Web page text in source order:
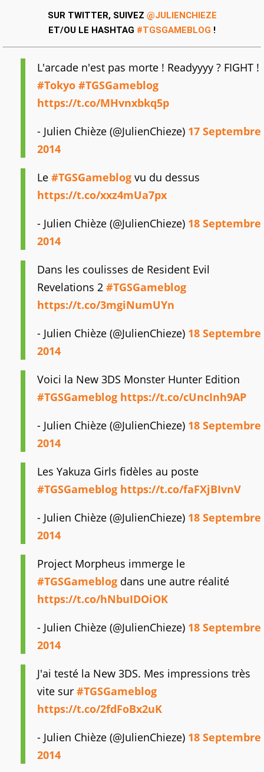
SUR TWITTER, SUIVEZ @JULIENCHIEZE
ET/OU LE HASHTAG #TGSGAMEBLOG !
L'arcade n'est pas morte ! Readyyyy ? FIGHT !
#Tokyo #TGSGameblog
https://t.co/MHvnxbkq5p
- Julien Chièze (@JulienChieze) 17 Septembre
2014
Le #TGSGameblog vu du dessus
https://t.co/xxz4mUa7px
- Julien Chièze (@JulienChieze) 18 Septembre
2014
Dans les coulisses de Resident Evil
Revelations 2 #TGSGameblog
https://t.co/3mgiNumUYn
- Julien Chièze (@JulienChieze) 18 Septembre
2014
Voici la New 3DS Monster Hunter Edition
#TGSGameblog https://t.co/cUncInh9AP
- Julien Chièze (@JulienChieze) 18 Septembre
2014
Les Yakuza Girls fidèles au poste
#TGSGameblog https://t.co/faFXjBIvnV
- Julien Chièze (@JulienChieze) 18 Septembre
2014
Project Morpheus immerge le
#TGSGameblog dans une autre réalité
https://t.co/hNbuIDOiOK
- Julien Chièze (@JulienChieze) 18 Septembre
2014
J'ai testé la New 3DS. Mes impressions très
vite sur #TGSGameblog
https://t.co/2fdFoBx2uK
- Julien Chièze (@JulienChieze) 18 Septembre
2014